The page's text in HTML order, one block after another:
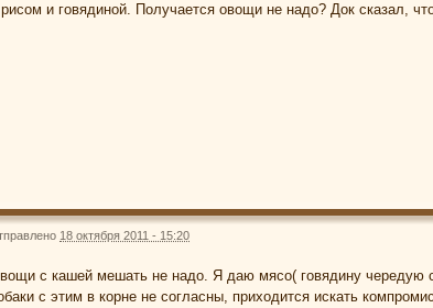
и говядиной. Получается овощи не надо? Док сказал,
18 октября 2011 - 15:20
с кашей мешать не надо. Я даю мясо( говядину чередую
с этим в корне не согласны, приходится искать